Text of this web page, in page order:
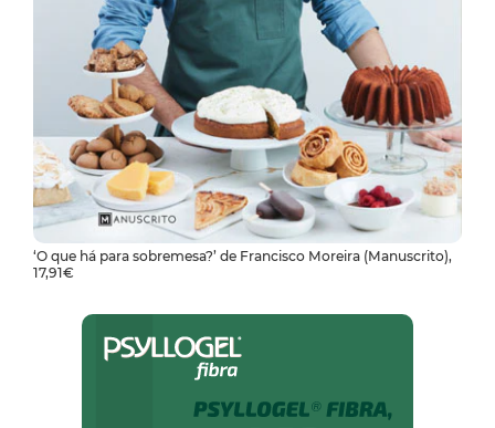
‘O que há para sobremesa?’ de Francisco Moreira (Manuscrito),
17,91€